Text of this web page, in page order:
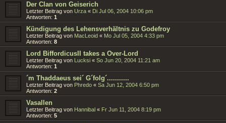
Der Clan von Geiserich
Letzter Beitrag von Urza « Di Jul 06, 2004 10:06 pm
Antworten: 1
Kündigung des Lehensverhältnis zu Godefroy
Letzter Beitrag von MacLeoid « Mo Jul 05, 2004 4:33 pm
Antworten: 8
Lord BiffordicusII takes a Over-Lord
Letzter Beitrag von Lucksi « So Jun 20, 2004 11:21 am
Antworten: 1
´m Thaddaeus sei´ G´folg´...........
Letzter Beitrag von Phredo « Sa Jun 12, 2004 6:50 pm
Antworten: 2
Vasallen
Letzter Beitrag von Hannibal « Fr Jun 11, 2004 8:19 pm
Antworten: 5